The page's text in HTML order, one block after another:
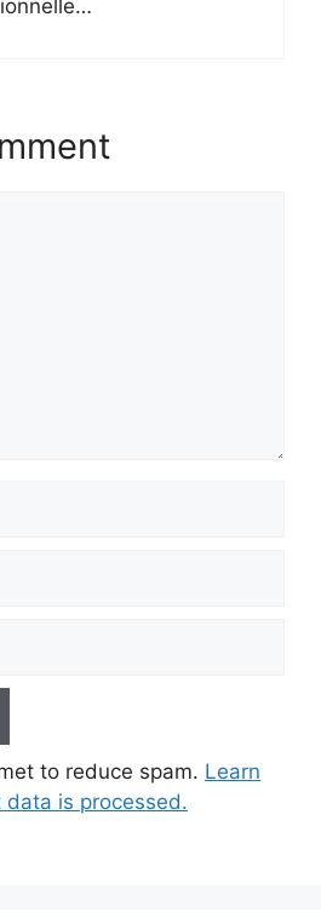
to reduce spam. Learn
is processed.